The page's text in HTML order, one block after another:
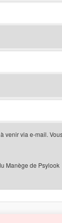
venir via e-mail.
Manège de Psylook